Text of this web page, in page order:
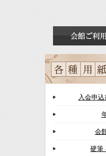
入会申
会
硬筆